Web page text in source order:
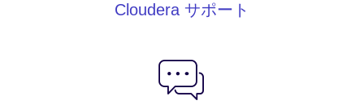
Cloudera サポート